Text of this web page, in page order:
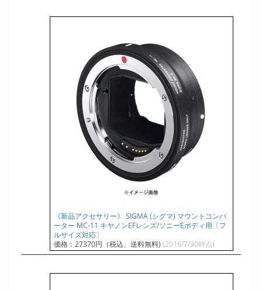
《新品アクセサリー》 SIGMA (シグマ) マウントコンバ
ーター MC-11 キヤノンEFレンズ/ソニーEボディ用〔フ
ルサイズ対応〕
価格：27370円（税込、送料無料) (2016/7/30時点)